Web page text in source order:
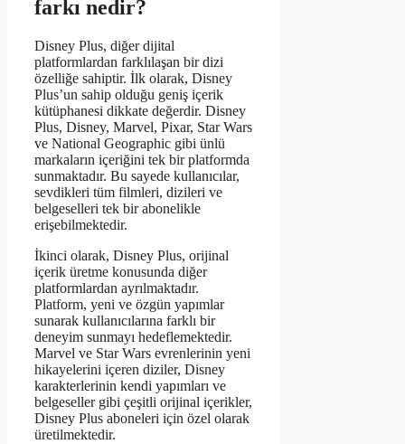
farkı nedir?
Disney Plus, diğer dijital
platformlardan farklılaşan bir dizi
özelliğe sahiptir. İlk olarak, Disney
Plus’un sahip olduğu geniş içerik
kütüphanesi dikkate değerdir. Disney
Plus, Disney, Marvel, Pixar, Star Wars
ve National Geographic gibi ünlü
markaların içeriğini tek bir platformda
sunmaktadır. Bu sayede kullanıcılar,
sevdikleri tüm filmleri, dizileri ve
belgeselleri tek bir abonelikle
erişebilmektedir.
İkinci olarak, Disney Plus, orijinal
içerik üretme konusunda diğer
platformlardan ayrılmaktadır.
Platform, yeni ve özgün yapımlar
sunarak kullanıcılarına farklı bir
deneyim sunmayı hedeflemektedir.
Marvel ve Star Wars evrenlerinin yeni
hikayelerini içeren diziler, Disney
karakterlerinin kendi yapımları ve
belgeseller gibi çeşitli orijinal içerikler,
Disney Plus aboneleri için özel olarak
üretilmektedir.